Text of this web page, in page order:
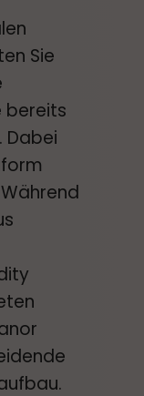
Sie
bereits
Dabei